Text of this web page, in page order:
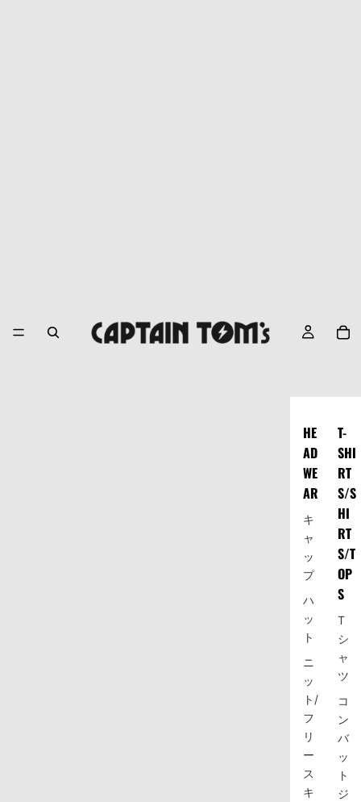
HE
AD
WE
AR
キ
ャ
ッ
プ
ハ
ッ
ト
ニ
ッ
ト/
フ
リ
ー
ス
キ
T-
SHI
RT
S/S
HI
RT
S/T
OP
S
T
シ
ャ
ツ
コ
ン
バ
ッ
ト
ジ